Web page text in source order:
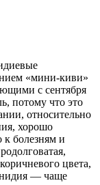
«мини-киви»
с сентября
потому что это
относительно
хорошо
к болезням и
цвета,
— чаще